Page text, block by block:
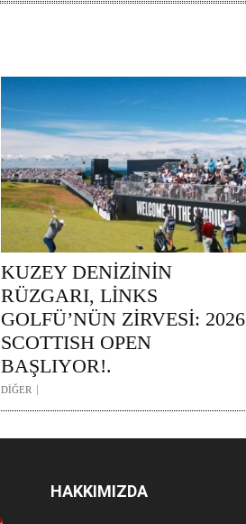
KUZEY DENİZİNİN
RÜZGARI, LİNKS
GOLFÜ’NÜN ZİRVESİ: 2026
SCOTTISH OPEN
BAŞLIYOR!.
DİĞER
HAKKIMIZDA